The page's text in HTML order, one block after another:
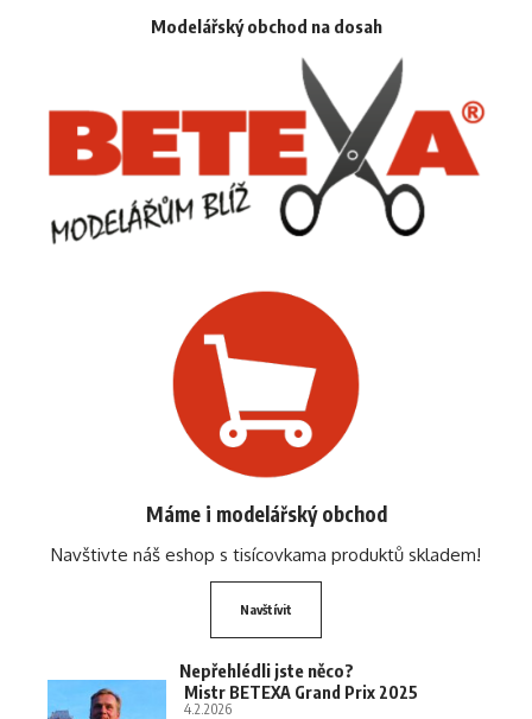
Modelářský obchod na dosah
Máme i modelářský obchod
Navštivte náš eshop s tisícovkama produktů skladem!
Navštívit
Nepřehlédli jste něco?
Mistr BETEXA Grand Prix 2025
4.2.2026